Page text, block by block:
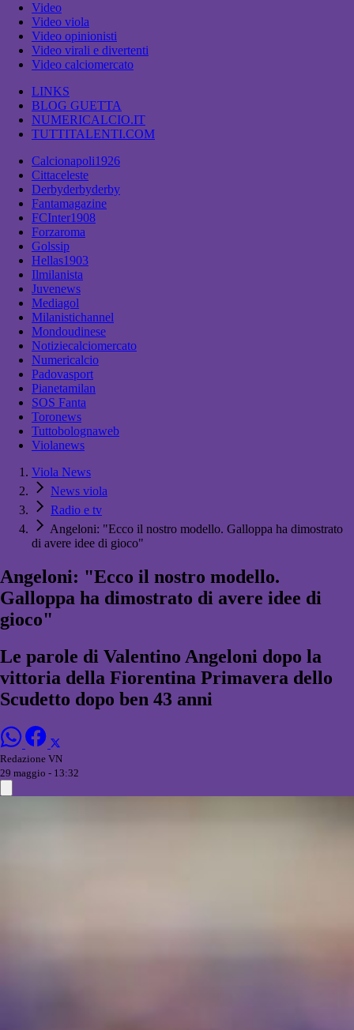
Video
Video viola
Video opinionisti
Video virali e divertenti
Video calciomercato
LINKS
BLOG GUETTA
NUMERICALCIO.IT
TUTTITALENTI.COM
Calcionapoli1926
Cittaceleste
Derbyderbyderby
Fantamagazine
FCInter1908
Forzaroma
Golssip
Hellas1903
Ilmilanista
Juvenews
Mediagol
Milanistichannel
Mondoudinese
Notiziecalciomercato
Numericalcio
Padovasport
Pianetamilan
SOS Fanta
Toronews
Tuttobolognaweb
Violanews
Viola News
News viola
Radio e tv
Angeloni: "Ecco il nostro modello. Galloppa ha dimostrato
di avere idee di gioco"
Angeloni: "Ecco il nostro modello.
Galloppa ha dimostrato di avere idee di
gioco"
Le parole di Valentino Angeloni dopo la
vittoria della Fiorentina Primavera dello
Scudetto dopo ben 43 anni
Redazione VN
29 maggio - 13:32